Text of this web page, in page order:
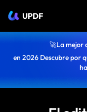
UPDF
🚀La mejor
en 2026 Descubre por